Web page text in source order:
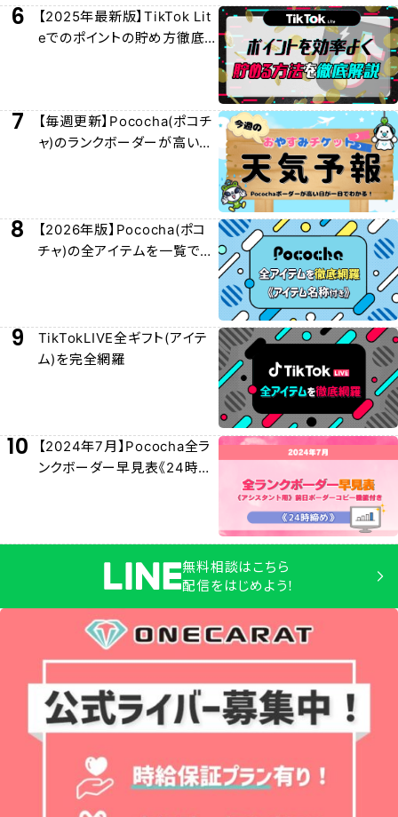
6
【2025年最新版】TikTok Lit
eでのポイントの貯め方徹底
7
【毎週更新】Pococha(ポコチ
ャ)のランクボーダーが高い日
8
【2026年版】Pococha(ポコ
チャ)の全アイテムを一覧でわ
9
TikTokLIVE全ギフト(アイテ
ム)を完全網羅
10
【2024年7月】Pococha全ラ
ンクボーダー早見表《24時締
無料相談はこちら
配信をはじめよう！